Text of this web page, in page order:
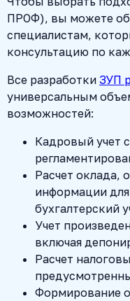
ПРОФ), вы можете
специалистам,
консультацию по
Все разработки ЗУП
универсальным
возможностей:
Кадровый учет
Расчет оклада,
информации
бухгалтерский
Учет
включая
Расчет
Формирование